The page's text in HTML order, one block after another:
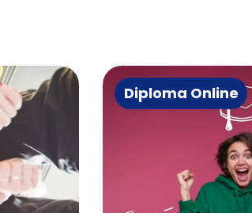
Diploma Online